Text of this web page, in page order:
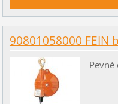
90801058000 FEIN
Pevné